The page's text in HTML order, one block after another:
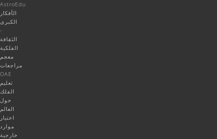
AstroEdu
الأفكار
الكبرى
-
الثقافة
الفلكية
معجم
مراجعات
OAE
تعليم
الفلك
حول
العالم
اختيار
موارد
خارجية